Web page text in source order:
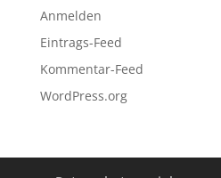
Anmelden
Eintrags-Feed
Kommentar-Feed
WordPress.org